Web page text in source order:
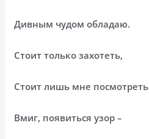
Дивным чудом обладаю.
Стоит только захотеть,
Стоит лишь мне посмотреть
Вмиг, появиться узор –